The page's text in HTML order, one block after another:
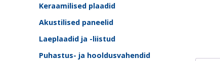
Keraamilised plaadid
Akustilised paneelid
Laeplaadid ja -liistud
Puhastus- ja hooldusvahendid